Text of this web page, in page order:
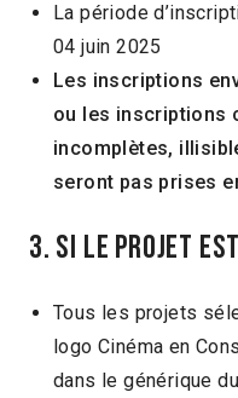
La période
04 juin 2025
Les inscriptions
ou les inscriptions
incomplètes,
seront pas prises
3. Si le projet
Tous les projets
logo Cinéma en
dans le générique